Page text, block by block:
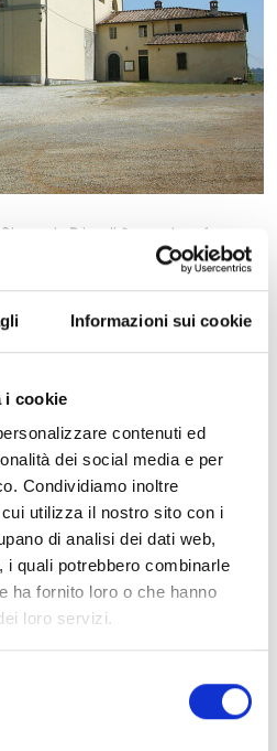
Informazioni sui cookie
i cookie
contenuti ed
dei social media e per
Condividiamo inoltre
utilizza il nostro sito con i
di analisi dei dati web,
i quali potrebbero combinarle
ha fornito loro o che hanno
loro servizi.
della chiesa di San Lorenzo in
finanziato dalla Fondazione Crl.
voluto
di Lorenzo» per restituire alla
viareggino Odoardo
dal figlio Raffaele nel 1869.
“solcata” anche dalle mani del
come testimonia la sua firma
24-25 dicembre 1879, è
orchestrali e di effetti
testimonianza del gusto di
operistica influenzava
dall’organaro Glauco Ghilardi
di Farneta con il contributo